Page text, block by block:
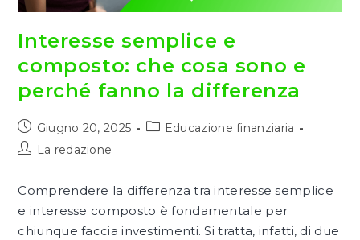
Interesse semplice e
composto: che cosa sono e
perché fanno la differenza
Articolo
pubblicato:
Giugno 20, 2025
Categoria
Educazione finanziaria
AutoreLa redazione
Comprendere la differenza tra interesse semplice
e interesse composto è fondamentale per
chiunque faccia investimenti. Si tratta, infatti, di due